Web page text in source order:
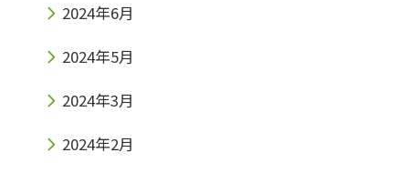
2024年6月
2024年5月
2024年3月
2024年2月